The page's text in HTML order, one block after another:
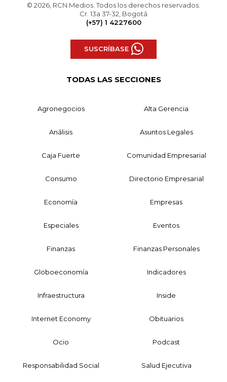
© 2026, RCN Medios. Todos los derechos reservados.
Cr. 13a 37-32, Bogotá
(+57) 1 4227600
SUSCRÍBASE
TODAS LAS SECCIONES
Agronegocios Alta Gerencia
Análisis Asuntos Legales
Caja Fuerte Comunidad Empresarial
Consumo Directorio Empresarial
Economía Empresas
Especiales Eventos
Finanzas Finanzas Personales
Globoeconomía Indicadores
Infraestructura Inside
Internet Economy Obituarios
Ocio Podcast
Responsabilidad Social Salud Ejecutiva